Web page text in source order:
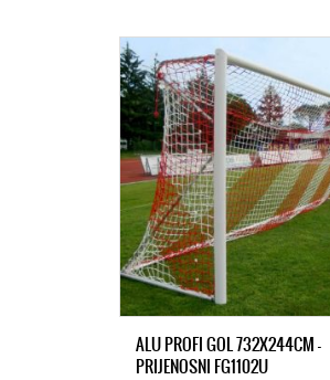
ALU PROFI GOL 732X244CM -
PRIJENOSNI FG1102U